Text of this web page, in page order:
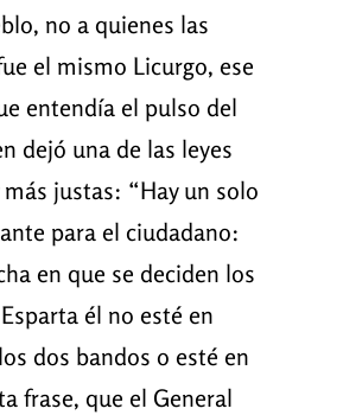
no a quienes las
el mismo Licurgo, ese
entendía el pulso del
dejó una de las leyes
justas: “Hay un solo
para el ciudadano:
en que se deciden los
él no esté en
dos bandos o esté en
frase, que el General